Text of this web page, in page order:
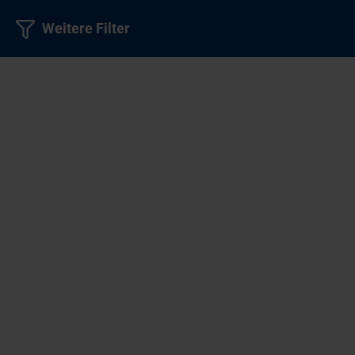
Weitere Filter